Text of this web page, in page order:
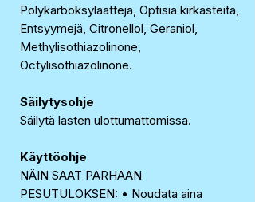
Polykarboksylaatteja, Optisia kirkasteita,
Entsyymejä, Citronellol, Geraniol,
Methylisothiazolinone,
Octylisothiazolinone.
Säilytysohje
Säilytä lasten ulottumattomissa.
Käyttöohje
NÄIN SAAT PARHAAN
PESUTULOKSEN: • Noudata aina